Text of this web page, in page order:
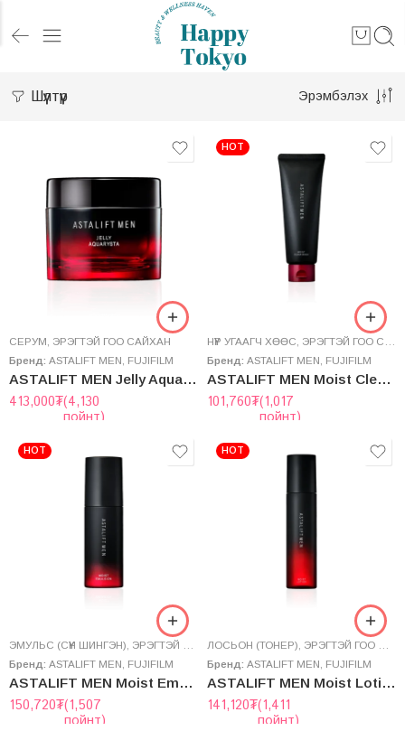
Шүүлтүүр Эрэмбэлэх
СЕРУМ
ЭРЭГТЭЙ ГОО САЙХАН
Бренд: ASTALIFT MEN FUJIFILM
ASTALIFT MEN Jelly Aquarista
413,000₮(4,130
пойнт)
HOT
НҮҮР УГААГЧ ХӨӨС
ЭРЭГТЭЙ ГОО САЙХАН
Бренд: ASTALIFT MEN FUJIFILM
ASTALIFT MEN Moist Clear Wash
101,760₮(1,017
пойнт)
HOT
ЭМУЛЬС (СҮҮН ШИНГЭН)
ЭРЭГТЭЙ ГОО САЙХАН
Бренд: ASTALIFT MEN FUJIFILM
ASTALIFT MEN Moist Emulsion
150,720₮(1,507
пойнт)
HOT
ЛОСЬОН (ТОНЕР)
ЭРЭГТЭЙ ГОО САЙХАН
Бренд: ASTALIFT MEN FUJIFILM
ASTALIFT MEN Moist Lotion
141,120₮(1,411
пойнт)